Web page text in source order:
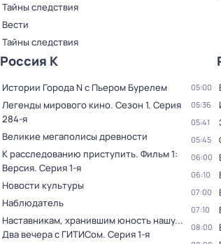
Тайны следствия
Вести
Тайны следствия
Россия К
Истории Города N с Пьером Бурелем
Легенды мирового кино. Сезон 1. Серия
284-я
Великие мегаполисы древности
К расследованию приступить. Фильм 1:
Версия. Серия 1-я
Новости культуры
Наблюдатель
Наставникам, хранившим юность нашу...
Два вечера с ГИТИСом. Серия 1-я
05:00
05:36
05:41
05:45
06:00
06:10
07:00
07:10
08:00